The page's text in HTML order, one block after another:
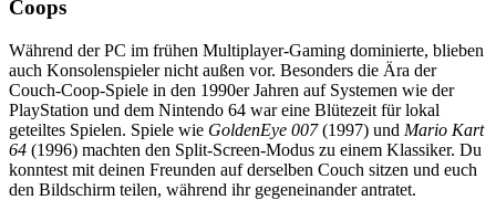
Coops
Während der PC im frühen Multiplayer-Gaming dominierte, blieben
auch Konsolenspieler nicht außen vor. Besonders die Ära der
Couch-Coop-Spiele in den 1990er Jahren auf Systemen wie der
PlayStation und dem Nintendo 64 war eine Blütezeit für lokal
geteiltes Spielen. Spiele wie GoldenEye 007(1997) und Mario Kart
64 (1996) machten den Split-Screen-Modus zu einem Klassiker. Du
konntest mit deinen Freunden auf derselben Couch sitzen und euch
den Bildschirm teilen, während ihr gegeneinander antratet.